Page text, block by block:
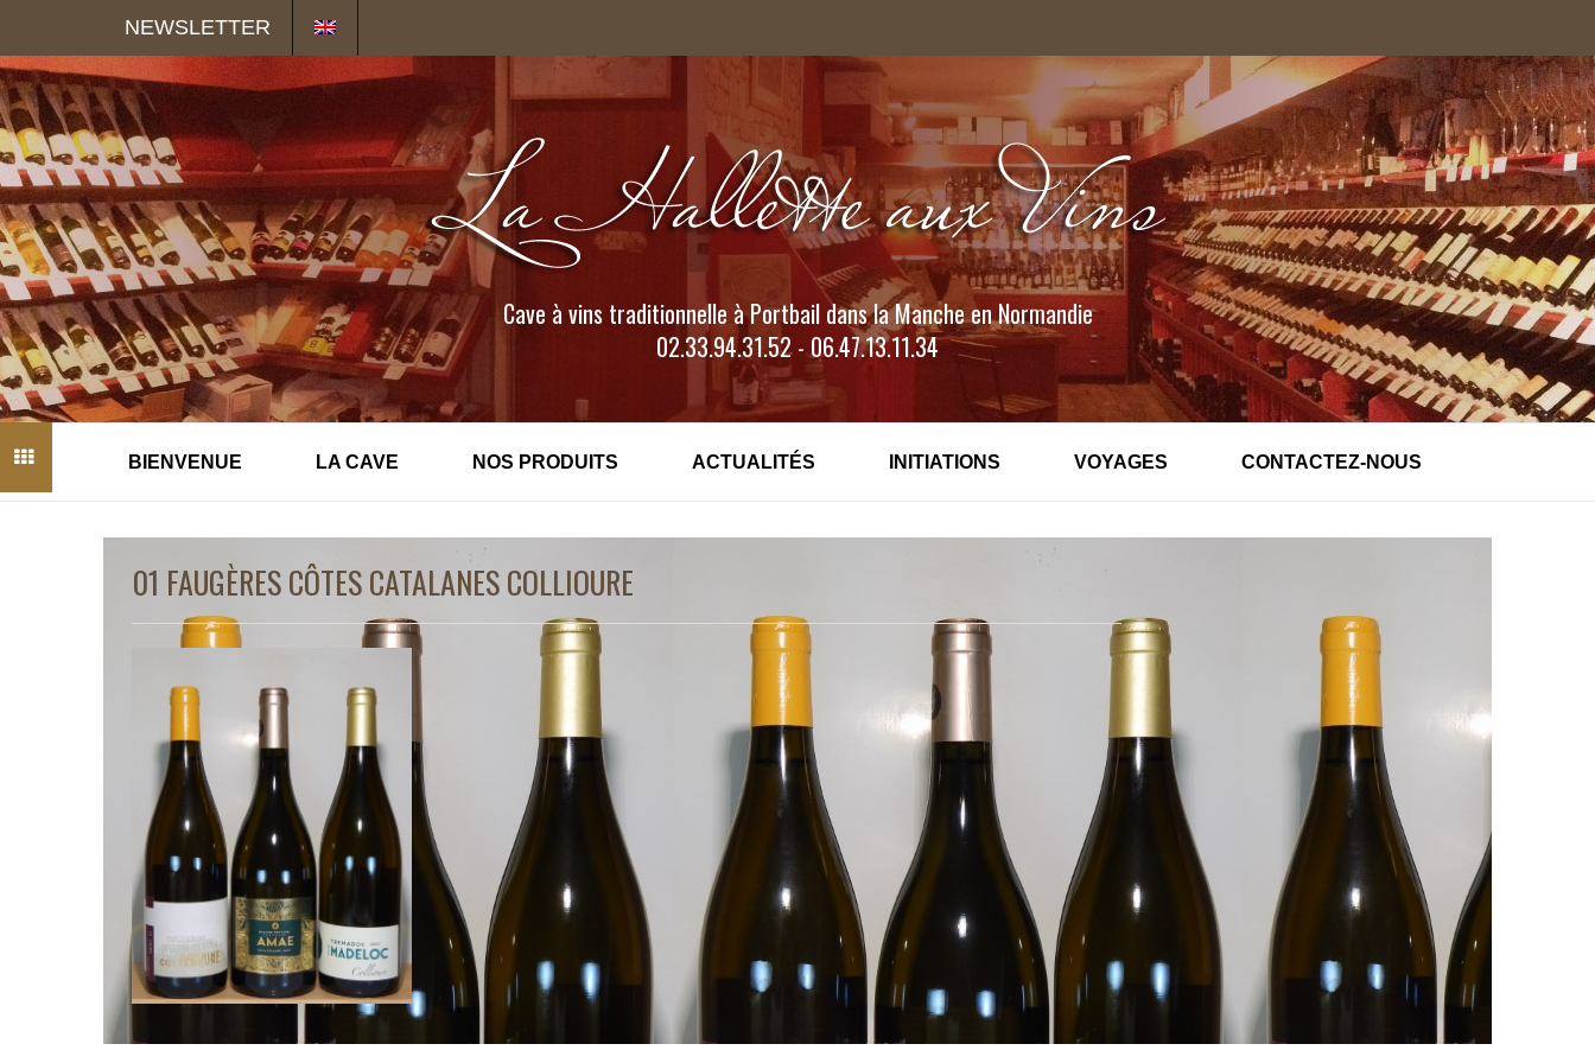
NEWSLETTER
Cave à vins traditionnelle à Portbail dans la Manche en Normandie
02.33.94.31.52 - 06.47.13.11.34
BIENVENUE LA CAVE NOS PRODUITS ACTUALITÉS INITIATIONS VOYAGES CONTACTEZ-NOUS
01 FAUGÈRES CÔTES CATALANES COLLIOURE
Panneau de gestion des cookies